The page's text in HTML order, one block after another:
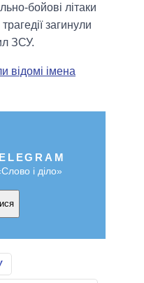
бойові літаки
загинули
ЗСУ.
відомі імена
і діло»